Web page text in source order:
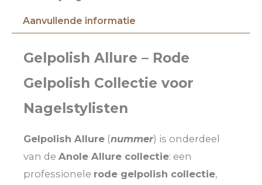
Aanvullende informatie
Gelpolish Allure – Rode
Gelpolish Collectie voor
Nagelstylisten
Gelpolish Allure (nummer) is onderdeel
van de Anole Allure collectie: een
professionele rode gelpolish collectie,